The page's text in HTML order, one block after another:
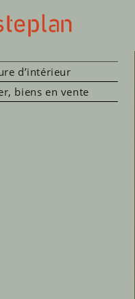
d’intérieur
biens en vente